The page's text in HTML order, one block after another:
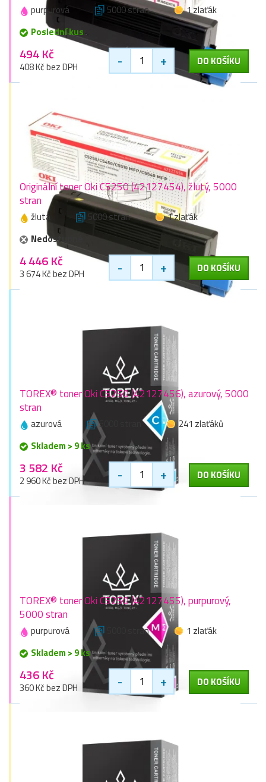
purpurová 5000 stran
1 zlaťák
Poslední kus
494 Kč
408 Kč bez DPH - + DO KOŠÍKU
Originální toner Oki C5250 (42127454), žlutý, 5000
stran
žlutá 5000 stran
1 zlaťák
Nedostupné
4 446 Kč
3 674 Kč bez DPH - + DO KOŠÍKU
TOREX® toner Oki C5250 (42127456), azurový, 5000
stran
azurová 5000 stran
241 zlaťáků
Skladem > 9 ks
3 582 Kč
2 960 Kč bez DPH - + DO KOŠÍKU
TOREX® toner Oki C5250 (42127455), purpurový,
5000 stran
purpurová 5000 stran
1 zlaťák
Skladem > 9 ks
436 Kč
360 Kč bez DPH - + DO KOŠÍKU